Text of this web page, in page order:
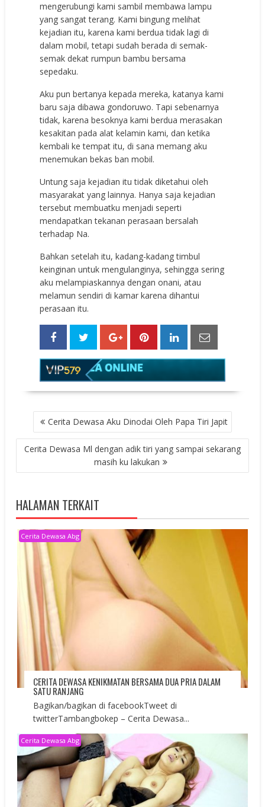
mengerubungi kami sambil membawa lampu
yang sangat terang. Kami bingung melihat
kejadian itu, karena kami berdua tidak lagi di
dalam mobil, tetapi sudah berada di semak-
semak dekat rumpun bambu bersama
sepedaku.
Aku pun bertanya kepada mereka, katanya kami
baru saja dibawa gondoruwo. Tapi sebenarnya
tidak, karena besoknya kami berdua merasakan
kesakitan pada alat kelamin kami, dan ketika
kembali ke tempat itu, di sana memang aku
menemukan bekas ban mobil.
Untung saja kejadian itu tidak diketahui oleh
masyarakat yang lainnya. Hanya saja kejadian
tersebut membuatku menjadi seperti
mendapatkan tekanan perasaan bersalah
terhadap Na.
Bahkan setelah itu, kadang-kadang timbul
keinginan untuk mengulanginya, sehingga sering
aku melampiaskannya dengan onani, atau
melamun sendiri di kamar karena dihantui
perasaan itu.
POST
NAVIGATIONCerita Dewasa Aku Dinodai Oleh Papa Tiri Japit
Cerita Dewasa Ml dengan adik tiri yang sampai sekarang
masih ku lakukan
HALAMAN TERKAIT
Cerita Dewasa Abg
CERITA DEWASA KENIKMATAN BERSAMA DUA PRIA DALAM
SATU RANJANG
Bagikan/bagikan di facebookTweet di
twitterTambangbokep – Cerita Dewasa...
Cerita Dewasa Abg